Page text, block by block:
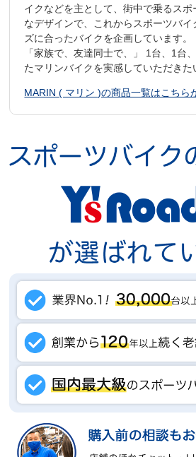
イクなどを主として、街中で乗るス
なデザインで、これからスポーツバ
ズに合ったバイクを企画しています。
「家族で、友達同士で、」 1台、1台
たマリンバイクを実感していただきた
MARIN ( マリン )の商品一覧はこちら